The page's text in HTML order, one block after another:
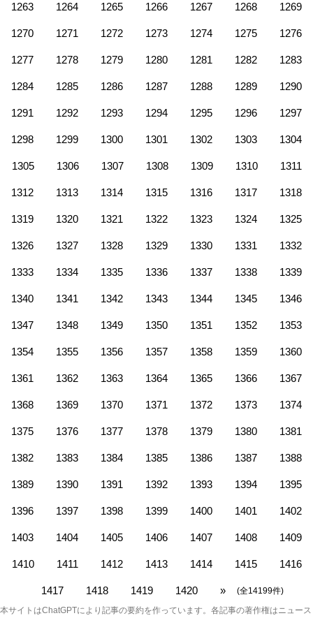
1263 1264 1265 1266 1267 1268 1269
1270 1271 1272 1273 1274 1275 1276
1277 1278 1279 1280 1281 1282 1283
1284 1285 1286 1287 1288 1289 1290
1291 1292 1293 1294 1295 1296 1297
1298 1299 1300 1301 1302 1303 1304
1305 1306 1307 1308 1309 1310 1311
1312 1313 1314 1315 1316 1317 1318
1319 1320 1321 1322 1323 1324 1325
1326 1327 1328 1329 1330 1331 1332
1333 1334 1335 1336 1337 1338 1339
1340 1341 1342 1343 1344 1345 1346
1347 1348 1349 1350 1351 1352 1353
1354 1355 1356 1357 1358 1359 1360
1361 1362 1363 1364 1365 1366 1367
1368 1369 1370 1371 1372 1373 1374
1375 1376 1377 1378 1379 1380 1381
1382 1383 1384 1385 1386 1387 1388
1389 1390 1391 1392 1393 1394 1395
1396 1397 1398 1399 1400 1401 1402
1403 1404 1405 1406 1407 1408 1409
1410 1411 1412 1413 1414 1415 1416
1417 1418 1419 1420 » (全14199件)
本サイトはChatGPTにより記事の要約を作っています。各記事の著作権はニュース